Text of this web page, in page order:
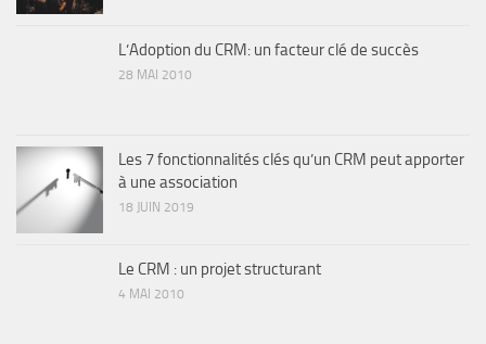
L’Adoption du CRM: un facteur clé de succès
28 MAI 2010
Les 7 fonctionnalités clés qu’un CRM peut apporter
à une association
18 JUIN 2019
Le CRM : un projet structurant
4 MAI 2010